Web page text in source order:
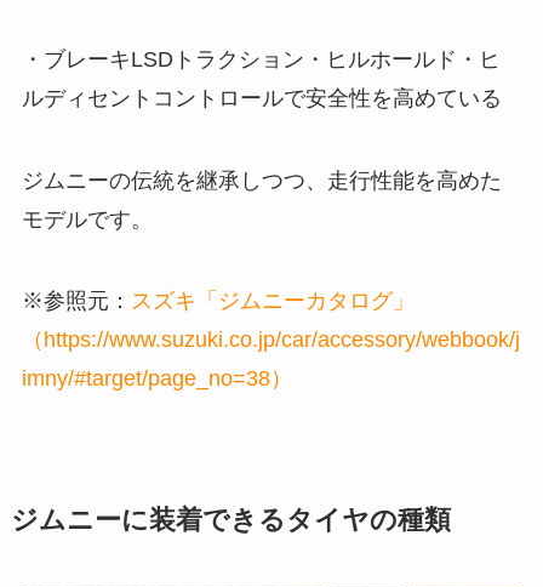
・ブレーキLSDトラクション・ヒルホールド・ヒ
ルディセントコントロールで安全性を高めている
ジムニーの伝統を継承しつつ、走行性能を高めた
モデルです。
※参照元： スズキ「ジムニーカタログ」
（https://www.suzuki.co.jp/car/accessory/webbook/j
imny/#target/page_no=38）
ジムニーに装着できるタイヤの種類